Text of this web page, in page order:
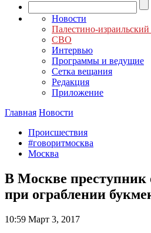
Новости
Палестино-
СВО
Интервью
Программы и ведущие
Сетка вещания
Редакция
Приложение
Главная Новости
Происшествия
#говоритмосква
Москва
В Москве преступник
при ограблении
10:59 Март 3, 2017